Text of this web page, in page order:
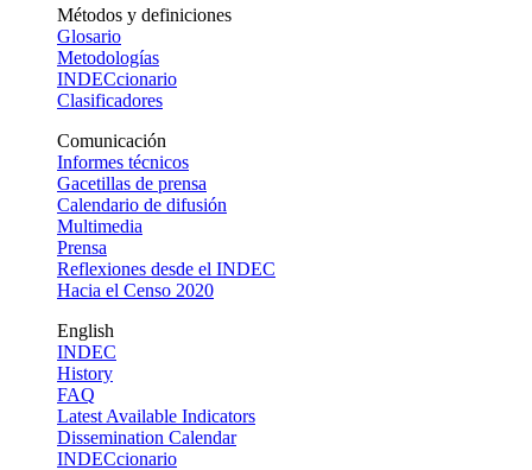
Métodos y definiciones
Glosario
Metodologías
INDECcionario
Clasificadores
Comunicación
Informes técnicos
Gacetillas de prensa
Calendario de difusión
Multimedia
Prensa
Reflexiones desde el INDEC
Hacia el Censo 2020
English
INDEC
History
FAQ
Latest Available Indicators
Dissemination Calendar
INDECcionario